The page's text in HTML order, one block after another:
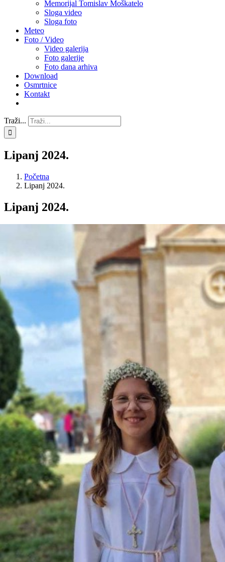
Memorijal Tomislav Moškatelo
Sloga video
Sloga foto
Meteo
Foto / Video
Video galerija
Foto galerije
Foto dana arhiva
Download
Osmrtnice
Kontakt
Traži...
Lipanj 2024.
Početna
Lipanj 2024.
Lipanj 2024.